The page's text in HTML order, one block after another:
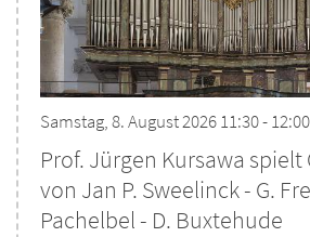
Samstag, 8. August 2026 11:30 - 12:00
Prof. Jürgen Kursawa spielt
von Jan P. Sweelinck - G.
Pachelbel - D. Buxtehude